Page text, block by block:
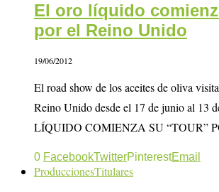
El oro líquido
por el Reino Unido
19/06/2012
El road show de los aceites de oliva
Reino Unido desde el 17 de junio al 13
LÍQUIDO COMIENZA SU “TOUR”
0 FacebookTwitterPinterestEmail
ProduccionesTitulares